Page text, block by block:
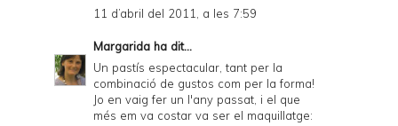
11 d’abril del 2011, a les 7:59
Margarida ha dit...
Un pastís espectacular, tant per la
combinació de gustos com per la forma!
Jo en vaig fer un l'any passat, i el que
més em va costar va ser el maquillatge: